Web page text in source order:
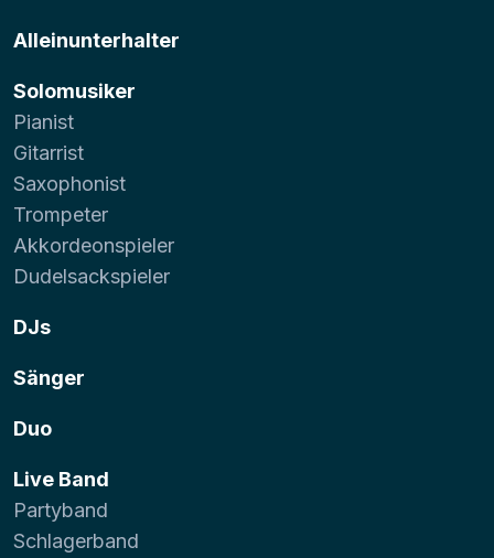
Alleinunterhalter
Solomusiker
Pianist
Gitarrist
Saxophonist
Trompeter
Akkordeonspieler
Dudelsackspieler
DJs
Sänger
Duo
Live Band
Partyband
Schlagerband